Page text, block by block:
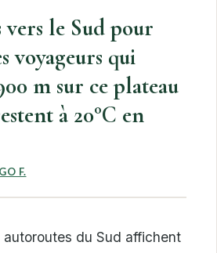
le Sud pour
voyageurs qui
m sur ce plateau
à 20°C en
F.
autoroutes du Sud affichent